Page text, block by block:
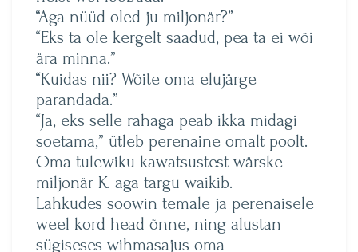
“Aga nüüd oled ju miljonär?”
“Eks ta ole kergelt saadud, pea ta ei wõi
ära minna.”
“Kuidas nii? Wõite oma elujärge
parandada.”
“Ja, eks selle rahaga peab ikka midagi
soetama,” ütleb perenaine omalt poolt.
Oma tulewiku kawatsustest wärske
miljonär K. aga targu waikib.
Lahkudes soowin temale ja perenaisele
weel kord head õnne, ning alustan
sügiseses wihmasajus oma